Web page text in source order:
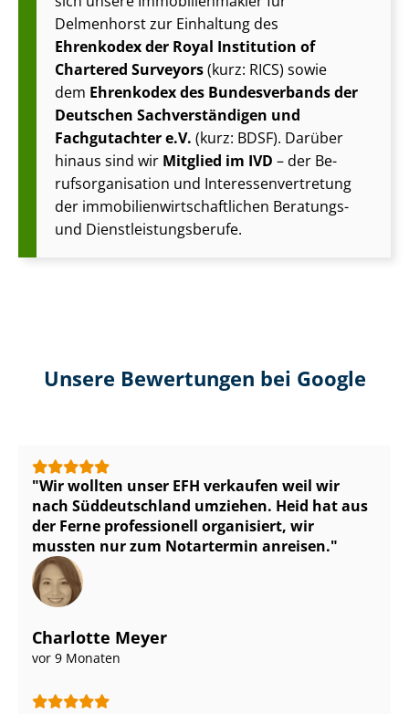
Delmenhorst zur Einhaltung des
Ehrenkodex der Royal Institution of
Chartered Surveyors(kurz: RICS) sowie
dem Ehrenkodex des Bundesverbands der
Deutschen Sach­ver­stän­di­gen und
Fachgutachter e.V. (kurz: BDSF). Darüber
hinaus sind wir Mitglied im IVD – der Be­
rufs­or­ga­ni­sa­ti­on und In­ter­es­sen­ver­tre­tung
der im­mo­bi­li­en­wirt­schaft­li­chen Beratungs-
und Dienst­leis­tungs­be­ru­fe.
Unsere Bewertungen bei Google
Wir wollten unser EFH verkaufen weil wir
nach Süddeutschland umziehen. Heid hat aus
der Ferne professionell organisiert, wir
mussten nur zum Notartermin anreisen.
Charlotte Meyer
vor 9 Monaten